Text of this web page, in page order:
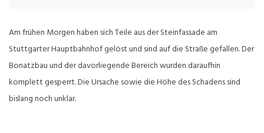
Am frühen Morgen haben sich Teile aus der Steinfassade am
Stuttgarter Hauptbahnhof gelöst und sind auf die Straße gefallen. Der
Bonatzbau und der davorliegende Bereich wurden daraufhin
komplett gesperrt. Die Ursache sowie die Höhe des Schadens sind
bislang noch unklar.